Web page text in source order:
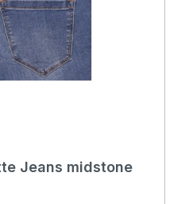
von 5 von 5 Sternen
Jeans midstone